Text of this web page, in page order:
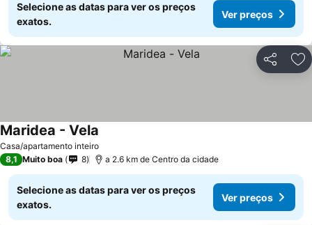
Selecione as datas para ver os preços
exatos.
Ver preços
Partilhar
Casa/apartamento inteiro
Maridea - Vela
8,1 Muito boa 8 a 2.6 km de Centro da cidade
Selecione as datas para ver os preços
exatos.
Ver preços